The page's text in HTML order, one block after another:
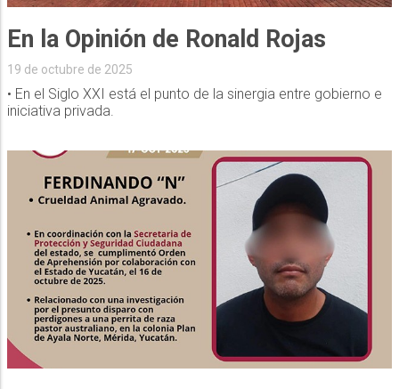
En la Opinión de Ronald Rojas
19 de octubre de 2025
• En el Siglo XXI está el punto de la sinergia entre gobierno e
iniciativa privada.